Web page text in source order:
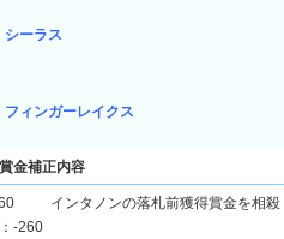
シーラス
フィンガーレイクス
賞金補正内容
インタノンの落札前獲得賞金を相殺
-260